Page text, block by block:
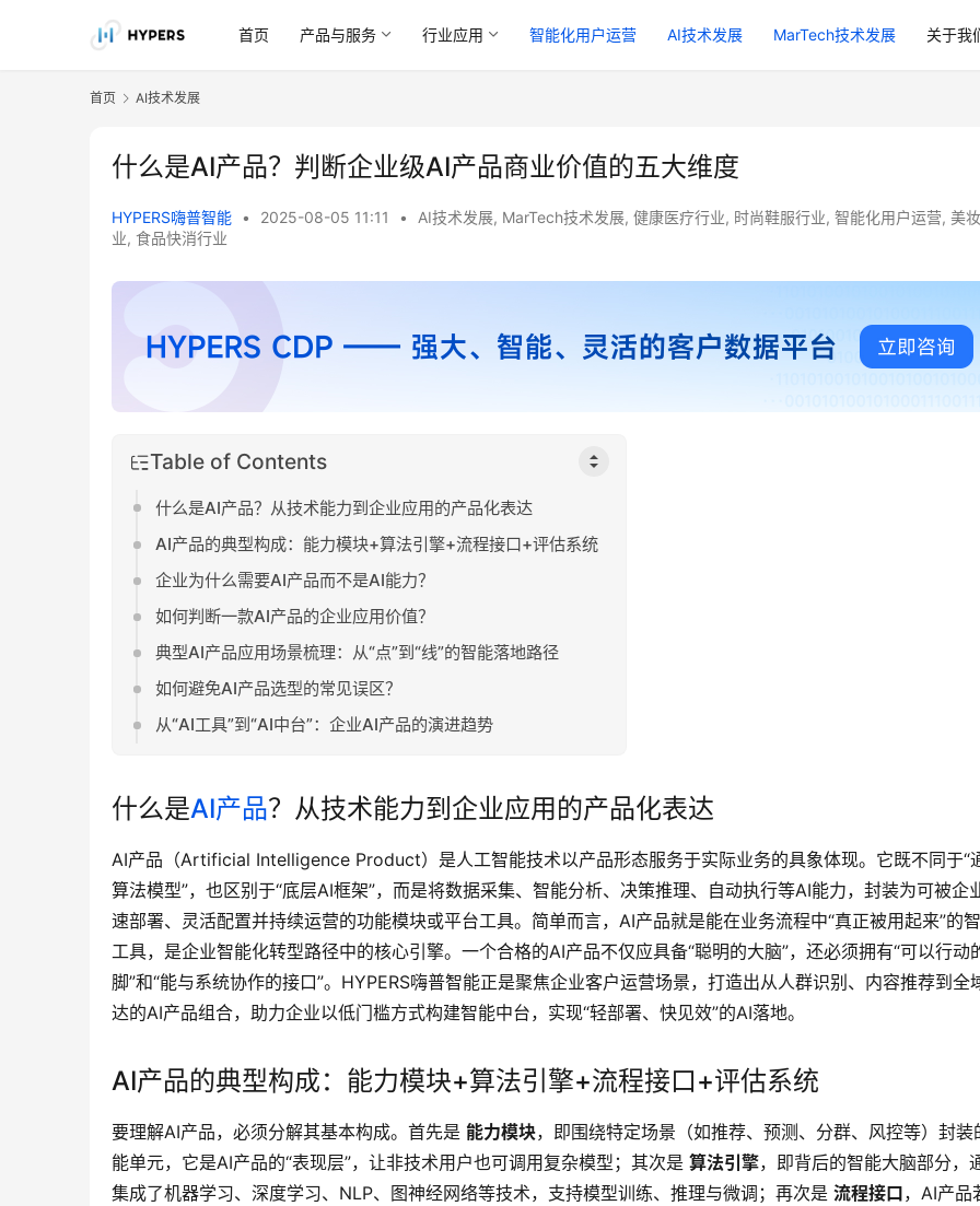
首页 产品与服务 行业应用 智能化用户运营 AI技术发展 MarTech技术发展 关于我
首页 AI技术发展
什么是AI产品？判断企业级AI产品商业价值的五大维度
HYPERS嗨普智能 • 2025-08-05 11:11 • AI技术发展, MarTech技术发展, 健康医疗行业, 时尚鞋服行业, 智能化用户运营, 美
业, 食品快消行业
Table of Contents
什么是AI产品？从技术能力到企业应用的产品化表达
AI产品的典型构成：能力模块+算法引擎+流程接口+评估系统
企业为什么需要AI产品而不是AI能力？
如何判断一款AI产品的企业应用价值？
典型AI产品应用场景梳理：从“点”到“线”的智能落地路径
如何避免AI产品选型的常见误区？
从“AI工具”到“AI中台”：企业AI产品的演进趋势
什么是AI产品？从技术能力到企业应用的产品化表达
AI产品（Artificial Intelligence Product）是人工智能技术以产品形态服务于实际业务的具象体现。它既不同于“
算法模型”，也区别于“底层AI框架”，而是将数据采集、智能分析、决策推理、自动执行等AI能力，封装为可被企
速部署、灵活配置并持续运营的功能模块或平台工具。简单而言，AI产品就是能在业务流程中“真正被用起来”的
工具，是企业智能化转型路径中的核心引擎。一个合格的AI产品不仅应具备“聪明的大脑”，还必须拥有“可以行动
脚”和“能与系统协作的接口”。HYPERS嗨普智能正是聚焦企业客户运营场景，打造出从人群识别、内容推荐到全
达的AI产品组合，助力企业以低门槛方式构建智能中台，实现“轻部署、快见效”的AI落地。
AI产品的典型构成：能力模块+算法引擎+流程接口+评估系统
要理解AI产品，必须分解其基本构成。首先是 能力模块，即围绕特定场景（如推荐、预测、分群、风控等）封装
能单元，它是AI产品的“表现层”，让非技术用户也可调用复杂模型；其次是 算法引擎，即背后的智能大脑部分，
集成了机器学习、深度学习、NLP、图神经网络等技术，支持模型训练、推理与微调；再次是 流程接口，AI产品